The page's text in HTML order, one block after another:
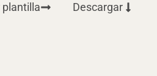
plantilla
Descargar